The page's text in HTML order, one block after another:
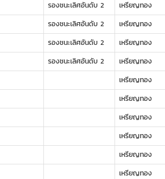
รองชนะเลิศอันดับ 2
เหรียญทอง
รองชนะเลิศอันดับ 2
เหรียญทอง
รองชนะเลิศอันดับ 2
เหรียญทอง
รองชนะเลิศอันดับ 2
เหรียญทอง
เหรียญทอง
เหรียญทอง
เหรียญทอง
เหรียญทอง
เหรียญทอง
เหรียญทอง